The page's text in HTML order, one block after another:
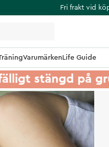
Fri frakt vid
VarumärkenLife Guide
stängd på